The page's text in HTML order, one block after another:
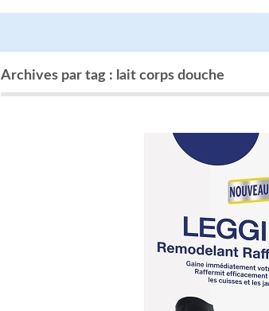
Archives par tag : lait corps douche